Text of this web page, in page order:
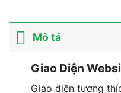
Mô tả
Giao Diện
Giao diện tương